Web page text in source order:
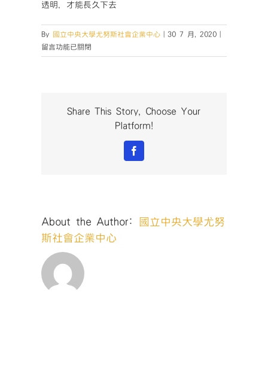
透明，才能長久下去
By 國立中央大學尤努斯社會企業中心 30 7 月, 2020
彩
留言功能已關閉
Share This Story, Choose Your
Platform!
Facebook
About the Author:
國立中央大學尤努
斯社會企業中心